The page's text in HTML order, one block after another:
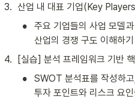
3. 산업 내 대표 기업(Key
•
주요 기업들의 사업 모델
산업의 경쟁 구도 이해하기
4. [실습] 분석 프레임워크 기반
•
SWOT 분석표를 작성하
투자 포인트와 리스크 요